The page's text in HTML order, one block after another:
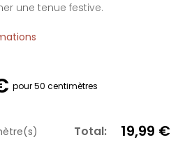
une tenue festive.
pour 50 centimètres
Total: 19,99 €